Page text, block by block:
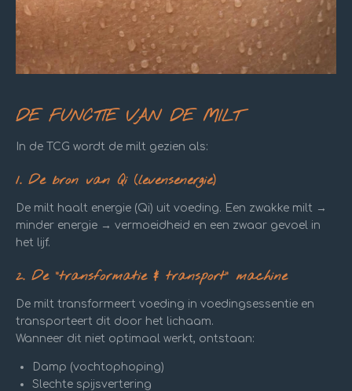
DE FUNCTIE VAN DE MILT
In de TCG wordt de milt gezien als:
1. De bron van Qi (levensenergie)
De milt haalt energie (Qi) uit voeding. Een zwakke milt →
minder energie → vermoeidheid en een zwaar gevoel in
het lijf.
2. De “transformatie & transport” machine
De milt transformeert voeding in voedingsessentie en
transporteert dit door het lichaam.
Wanneer dit niet optimaal werkt, ontstaan:
Damp (vochtophoping)
Slechte spijsvertering